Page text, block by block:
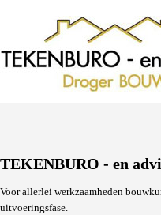
TEKENBURO - en
Voor allerlei werkzaamheden
uitvoeringsfase.